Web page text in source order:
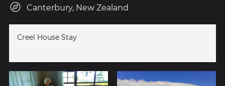
Canterbury, New Zealand
Creel House Stay